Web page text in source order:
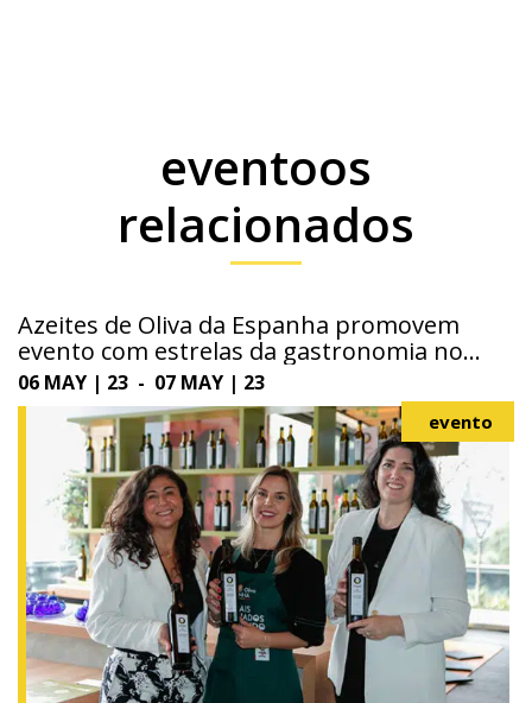
eventoos
relacionados
Azeites de Oliva da Espanha promovem
evento com estrelas da gastronomia no
Shopping JK Iguatemi, em SP
06 MAY | 23 - 07 MAY | 23
evento